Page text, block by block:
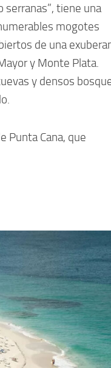
serranas”, tiene una
mogotes
de una
y Monte Plata.
y densos
Punta Cana, que